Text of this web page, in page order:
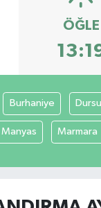
ÖĞLE
Burhaniye
Manyas Marmara